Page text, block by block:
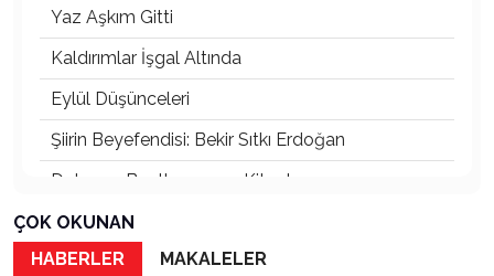
Yaz Aşkım Gitti
Kaldırımlar İşgal Altında
Eylül Düşünceleri
Şiirin Beyefendisi: Bekir Sıtkı Erdoğan
Dolunay, Beethoven ve Kitaplar
Kuşların da Başkenti!
Kadere Bak
ÇOK OKUNAN
HABERLER
MAKALELER